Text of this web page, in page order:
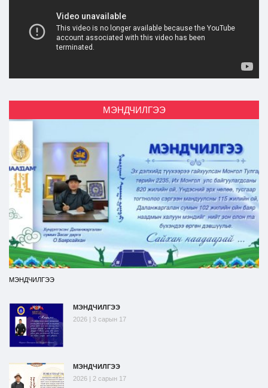
МЭНДЧИЛГЭЭ
МЭНДЧИЛГЭЭ
МЭНДЧИЛГЭЭ
2026 | 3 сарын 17
МЭНДЧИЛГЭЭ
2026 | 2 сарын 17